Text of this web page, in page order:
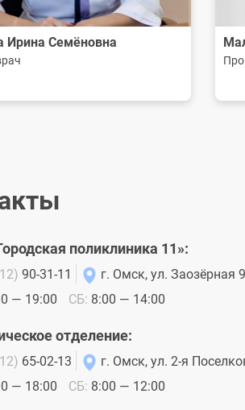
Ирина Семёновна
диагностики, 1
поликлиника 11»:
90-31-11
г. Омск, ул. Заозёрная
— 19:00 СБ: 8:00 — 14:00
отделение:
65-02-13
г. Омск, ул. 2-я
— 18:00 СБ: 8:00 — 12:00